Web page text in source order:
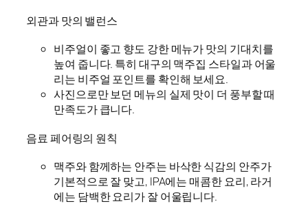
외관과 맛의 밸런스
비주얼이 좋고 향도 강한 메뉴가 맛의 기대치를
높여 줍니다. 특히 대구의 맥주집 스타일과 어울
리는 비주얼 포인트를 확인해 보세요.
사진으로만 보던 메뉴의 실제 맛이 더 풍부할 때
만족도가 큽니다.
음료 페어링의 원칙
맥주와 함께하는 안주는 바삭한 식감의 안주가
기본적으로 잘 맞고, IPA에는 매콤한 요리, 라거
에는 담백한 요리가 잘 어울립니다.